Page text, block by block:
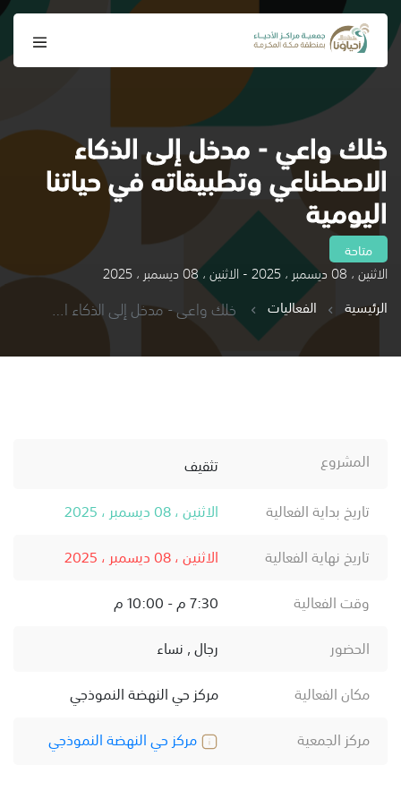
خلك واعي - مدخل إلى الذكاء
الاصطناعي وتطبيقاته في حياتنا
اليومية
متاحة
الاثنين ، 08 ديسمبر ، 2025 - الاثنين ، 08 ديسمبر ، 2025
الرئيسية
الفعاليات خلك واعي - مدخل إلى الذكاء الاصطناعي وتطبيقاته في حياتنا اليومية
المشروع
تثقيف
تاريخ بداية الفعالية
الاثنين ، 08 ديسمبر ، 2025
تاريخ نهاية الفعالية
الاثنين ، 08 ديسمبر ، 2025
وقت الفعالية
7:30 م - 10:00 م
الحضور
رجال , نساء
مكان الفعالية
مركز حي النهضة النموذجي
مركز الجمعية
مركز حي النهضة النموذجي